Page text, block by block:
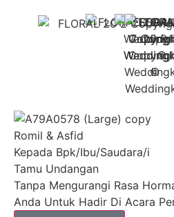
Romil & Asfid
Kepada Bpk/Ibu/Saudara/i
Tamu Undangan
Tanpa Mengurangi Rasa
Anda Untuk Hadir Di Acara